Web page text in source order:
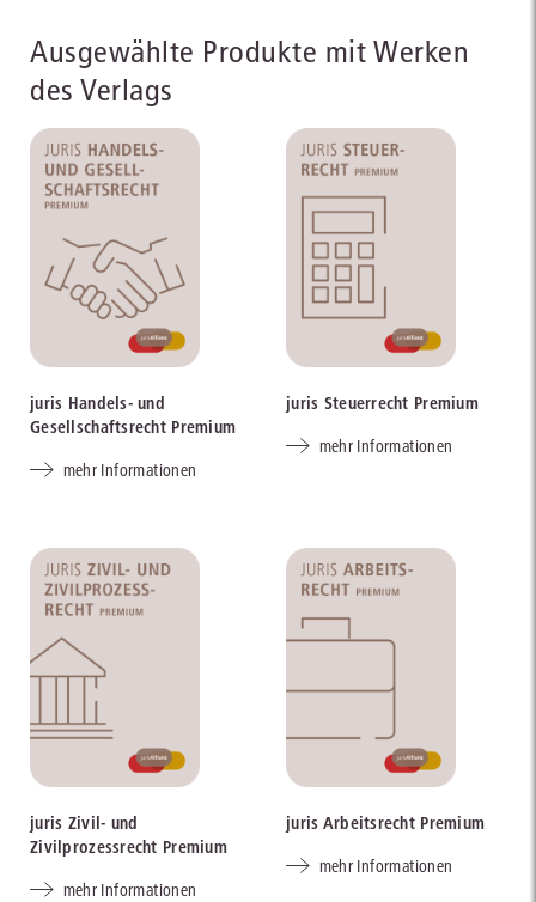
Ausgewählte Produkte mit Werken
des Verlags
juris Handels- und
Gesellschaftsrecht Premium
mehr Informationen
juris Steuerrecht Premium
mehr Informationen
juris Zivil- und
Zivilprozessrecht Premium
mehr Informationen
juris Arbeitsrecht Premium
mehr Informationen